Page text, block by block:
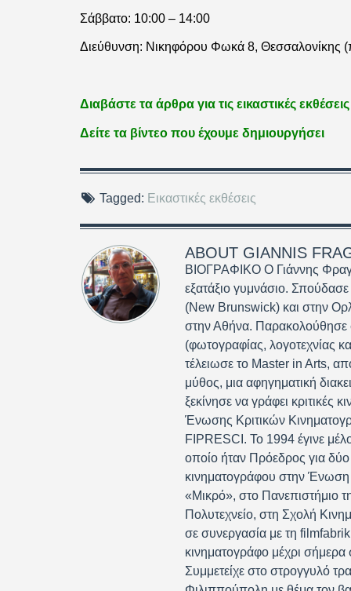
Σάββατο: 10:00 – 14:00
Διεύθυνση: Νικηφόρου Φωκά 8, Θεσσαλονίκης
Διαβάστε τα άρθρα για τις εικαστικές εκθέσεις
Δείτε τα βίντεο που έχουμε δημιουργήσει
Tagged: Εικαστικές εκθέσεις
ABOUT GIANNIS
ΒΙΟΓΡΑΦΙΚΟ Ο Γιάννης
εξατάξιο γυμνάσιο.
(New Brunswick) και στην
στην Αθήνα. Παρακολούθησε
(φωτογραφίας, λογοτεχνίας
τέλειωσε το Master in Arts,
μύθος, μια αφηγηματική
ξεκίνησε να γράφει κριτικές
Ένωσης Κριτικών
FIPRESCI. Το 1994 έγινε
οποίο ήταν Πρόεδρος για δύο
κινηματογράφου στην
«Μικρό», στο Πανεπιστήμιο
Πολυτεχνείο, στη Σχολή
σε συνεργασία με τη
κινηματογράφο μέχρι σήμερα
Συμμετείχε στο στρογγυλό